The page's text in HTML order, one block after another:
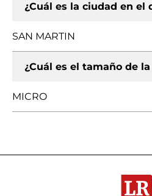
¿Cuál es la ciudad en el
SAN MARTIN
¿Cuál es el tamaño de
MICRO